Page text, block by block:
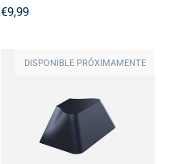
€9,99
DISPONIBLE PRÓXIMAMENTE